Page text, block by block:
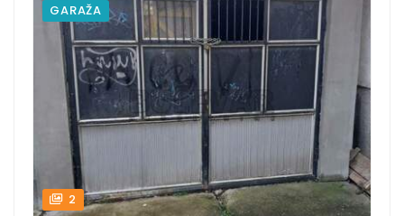
GARAŽA
2